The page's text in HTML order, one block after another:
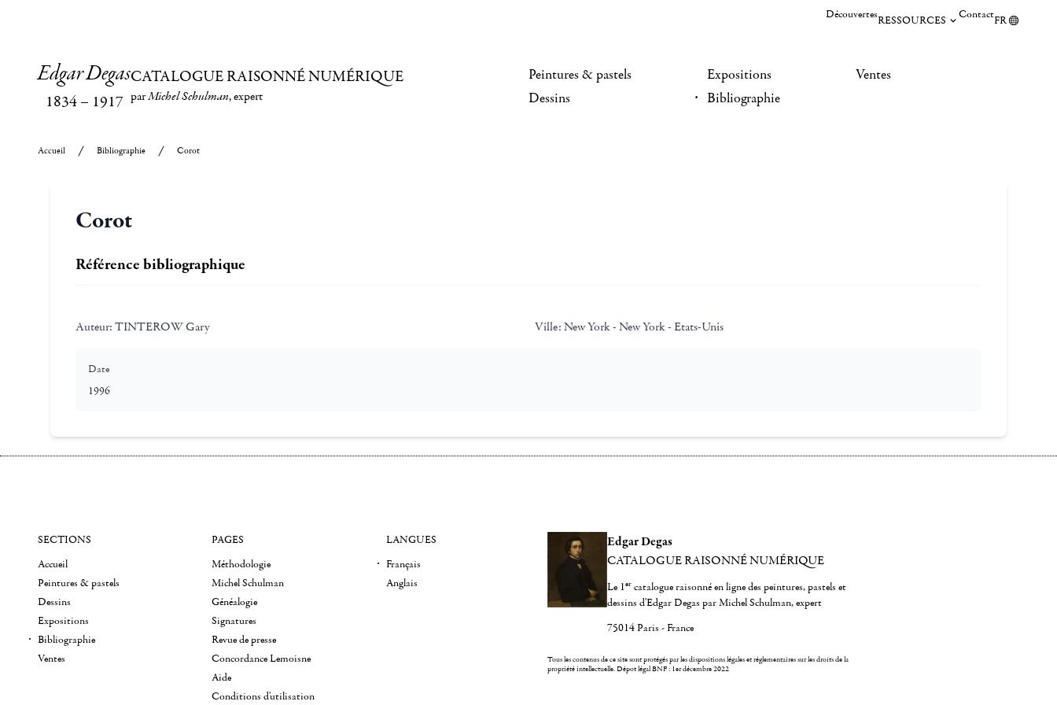
DécouvertesRESSOURCES ContactFR
Edgar Degas
1834– 1917
CATALOGUE RAISONNÉ NUMÉRIQUE
parMichel Schulman, expert
Peintures & pastels
Dessins
Expositions
Bibliographie
Ventes
Accueil Bibliographie Corot
Corot
Référence bibliographique
Auteur: TINTEROW Gary Ville: New York - New York - Etats-Unis
Date
1996
Edgar Degas
CATALOGUE RAISONNÉ NUMÉRIQUE
Le 1er catalogue raisonné en ligne des peintures, pastels et
dessins d'Edgar Degas par Michel Schulman, expert
75014 Paris - France
Tous les contenus de ce site sont protégés par les dispositions légales et réglementaires sur les droits de la
propriété intellectuelle.Dépot légal BNF : 1er décembre 2022
SECTIONS
Accueil
Peintures & pastels
Dessins
Expositions
Bibliographie
Ventes
PAGES
Méthodologie
Michel Schulman
Généalogie
Signatures
Revue de presse
Concordance Lemoisne
Aide
Conditions d'utilisation
LANGUES
Français
Anglais